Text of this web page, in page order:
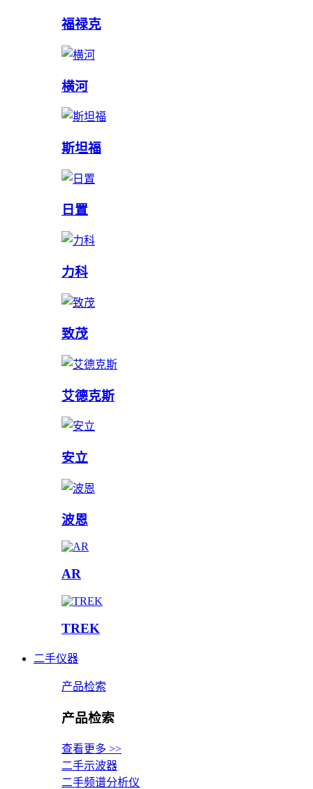
福禄克
横河
斯坦福
日置
力科
致茂
艾德克斯
安立
波恩
AR
TREK
二手仪器
产品检索
产品检索
查看更多 >>
二手示波器
二手频谱分析仪